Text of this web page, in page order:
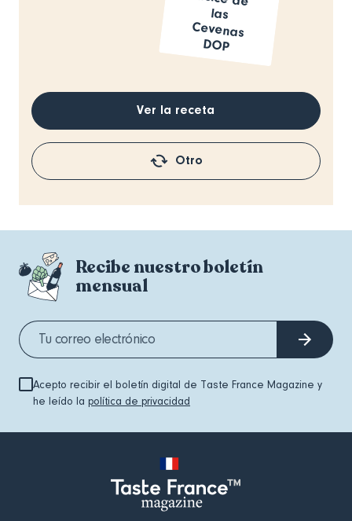
DOP
Ver la receta
Otro
Recibe nuestro boletín
mensual
Acepto recibir el boletín digital de Taste France Magazine y
he leído la política de privacidad